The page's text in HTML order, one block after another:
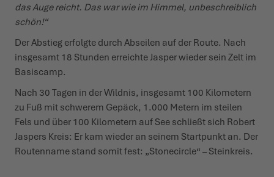
das Auge reicht. Das war wie im Himmel, unbe­schreiblich
schön!“
Der Abstieg erfolgte durch Abseilen auf der Route. Nach
insgesamt 18 Stunden erreichte Jasper wieder sein Zelt im
Basiscamp.
Nach 30 Tagen in der Wildnis, insgesamt 100 Kilo­metern
zu Fuß mit schwerem Gepäck, 1.000 Metern im steilen
Fels und über 100 Kilo­metern auf See schließt sich Robert
Jaspers Kreis: Er kam wieder an seinem Startpunkt an. Der
Routenname stand somit fest: „Stone­circle“ – Steinkreis.